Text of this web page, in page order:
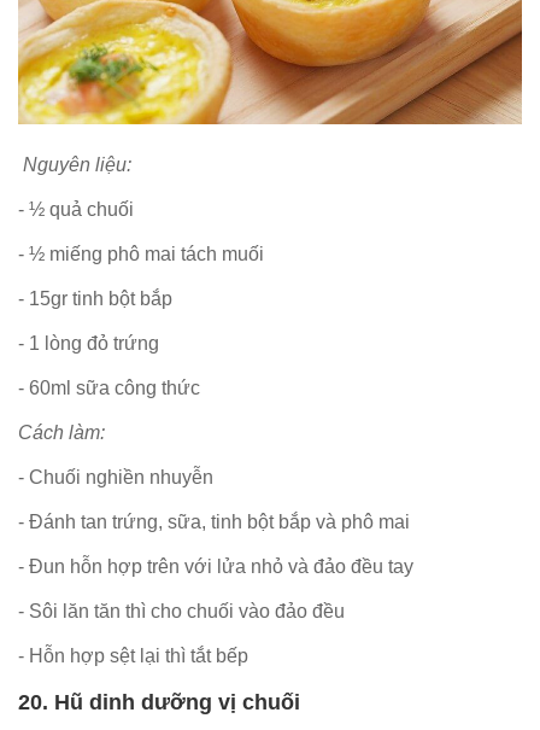
Nguyên liệu:
- ½ quả chuối
- ½ miếng phô mai tách muối
- 15gr tinh bột bắp
- 1 lòng đỏ trứng
- 60ml sữa công thức
Cách làm:
- Chuối nghiền nhuyễn
- Đánh tan trứng, sữa, tinh bột bắp và phô mai
- Đun hỗn hợp trên với lửa nhỏ và đảo đều tay
- Sôi lăn tăn thì cho chuối vào đảo đều
- Hỗn hợp sệt lại thì tắt bếp
20. Hũ dinh dưỡng vị chuối